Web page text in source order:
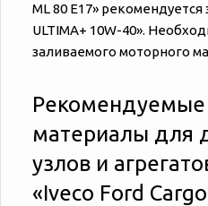
ML 80 E17»
ULTIMA+ 10W-40».
заливаемого моторного
материалы для
узлов и
«‎‎Iveco Ford